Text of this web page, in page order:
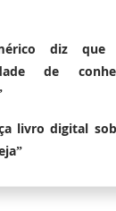
diz
de
livro digital